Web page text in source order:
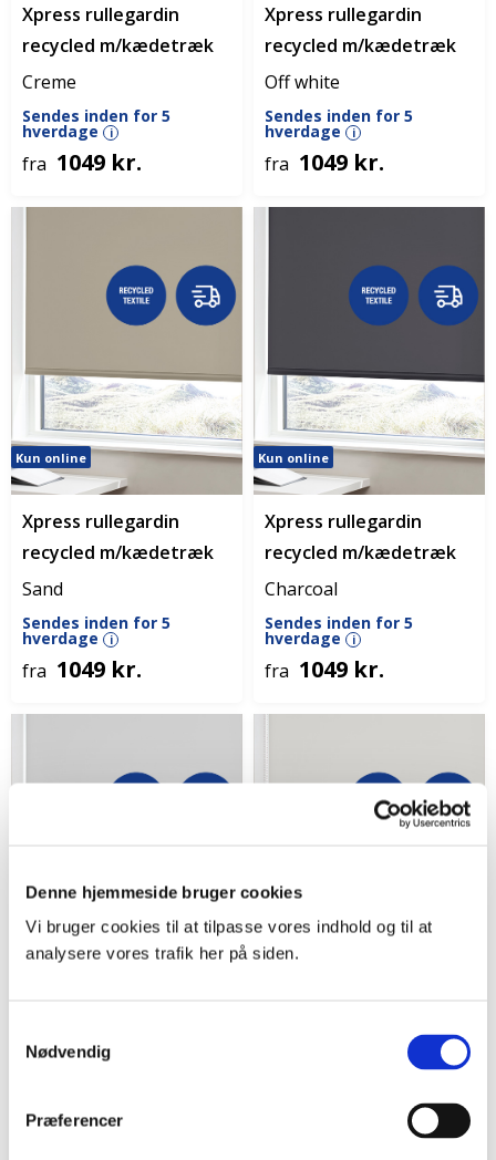
Denne hjemmeside bruger cookies
Vi bruger cookies til at tilpasse vores indhold og til at
analysere vores trafik her på siden.
Nødvendig
Præferencer
Xpress rullegardin
recycled m/kædetræk
Creme
Sendes inden for 5
hverdage i
fra 1049 kr.
Xpress rullegardin
recycled m/kædetræk
Off white
Sendes inden for 5
hverdage i
fra 1049 kr.
Kun online
Xpress rullegardin
recycled m/kædetræk
Sand
Sendes inden for 5
hverdage i
fra 1049 kr.
Kun online
Xpress rullegardin
recycled m/kædetræk
Charcoal
Sendes inden for 5
hverdage i
fra 1049 kr.
Kun online
recycled m/kædetræk
Sendes inden for 5
Kun online
recycled m/stålkæde
Sendes inden for 5